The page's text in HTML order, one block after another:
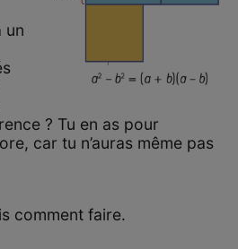
un
? Tu en as pour
car tu n’auras même pas
comment faire.